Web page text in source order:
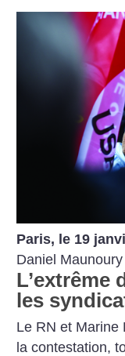
Paris, le 19
Daniel Maunoury
L’extrême
les
Le RN et Marine
la contestation,